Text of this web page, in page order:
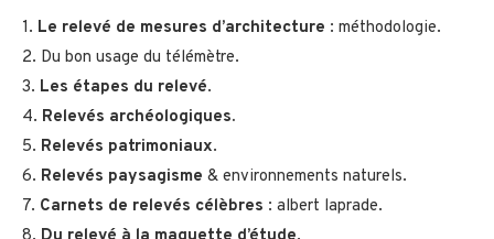
1. Le relevé de mesures d’architecture : méthodologie.
2. Du bon usage du télémètre.
3. Les étapes du relevé.
4. Relevés archéologiques.
5. Relevés patrimoniaux.
6. Relevés paysagisme & environnements naturels.
7. Carnets de relevés célèbres : albert laprade.